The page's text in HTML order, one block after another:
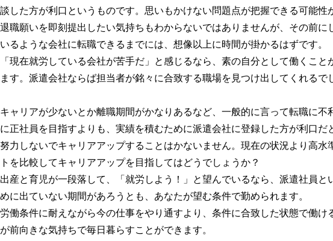
談した方が利口というものです。思いもかけない問題点が把握できる可能性
退職願いを即刻提出したい気持ちもわからないではありませんが、その前
いるような会社に転職できるまでには、想像以上に時間が掛かるはずです。
「現在就労している会社が苦手だ」と感じるなら、素の自分として働くこ
ます。派遣会社ならば担当者が銘々に合致する職場を見つけ出してくれるで
キャリアが少ないとか離職期間がかなりあるなど、一般的に言って転職に
に正社員を目指すよりも、実績を積むために派遣会社に登録した方が利口だ
努力しないでキャリアアップすることはかないません。現在の状況より高水
トを比較してキャリアアップを目指してはどうでしょうか？
出産と育児が一段落して、「就労しよう！」と望んでいるなら、派遣社員
めに出ていない期間があろうとも、あなたが望む条件で勤められます。
労働条件に耐えながら今の仕事をやり通すより、条件に合致した状態で働
が前向きな気持ちで毎日暮らすことができます。